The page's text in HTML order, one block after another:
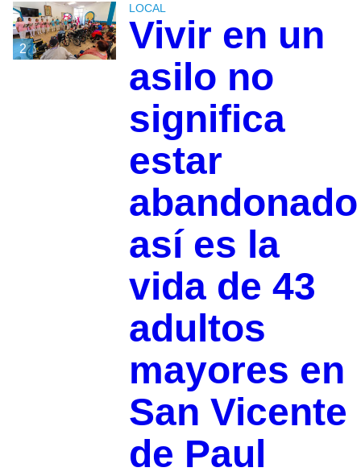
2
LOCAL
Vivir en un
asilo no
significa
estar
así es la
vida de 43
adultos
mayores en
San Vicente
de Paul